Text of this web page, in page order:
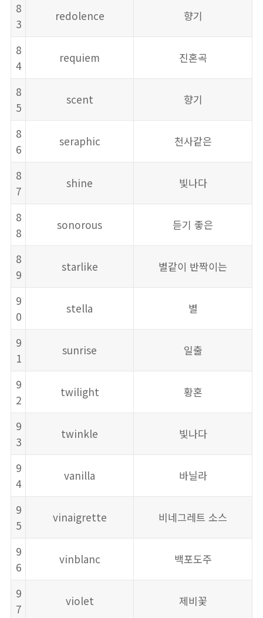
8
3
redolence 향기
8
4
requiem 진혼곡
8
5
scent 향기
8
6
seraphic 천사같은
8
7
shine 빛나다
8
8
sonorous 듣기 좋은
8
9
starlike 별같이 반짝이는
9
0
stella 별
9
1
sunrise 일출
9
2
twilight 황혼
9
3
twinkle 빛나다
9
4
vanilla 바닐라
9
5
vinaigrette 비네그레트 소스
9
6
vinblanc 백포도주
9
7
violet 제비꽃